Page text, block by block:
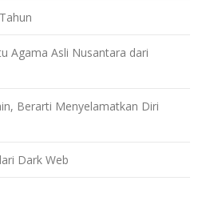
Agama Asli Nusantara dari
Berarti Menyelamatkan Diri
Dark Web